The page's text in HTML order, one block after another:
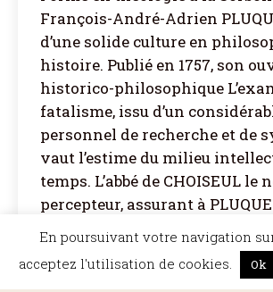
François-André-Adrien
d’une solide culture en
histoire. Publié en 1757, son
historico-philosophique
fatalisme, issu d’un
personnel de recherche et de
vaut l’estime du milieu
temps. L’abbé de CHOISEUL le
percepteur, assurant à
Mentions légales-
En poursuivant votre navigation
acceptez l'utilisation de cookies.
Ok